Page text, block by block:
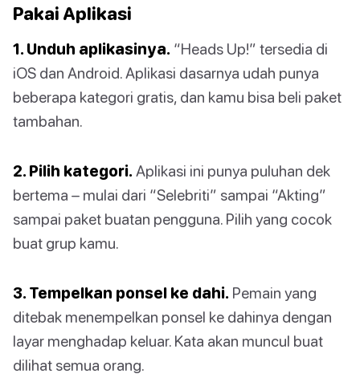
Pakai Aplikasi
1. Unduh aplikasinya. “Heads Up!” tersedia di
iOS dan Android. Aplikasi dasarnya udah punya
beberapa kategori gratis, dan kamu bisa beli paket
tambahan.
2. Pilih kategori. Aplikasi ini punya puluhan dek
bertema – mulai dari “Selebriti” sampai “Akting”
sampai paket buatan pengguna. Pilih yang cocok
buat grup kamu.
3. Tempelkan ponsel ke dahi. Pemain yang
ditebak menempelkan ponsel ke dahinya dengan
layar menghadap keluar. Kata akan muncul buat
dilihat semua orang.